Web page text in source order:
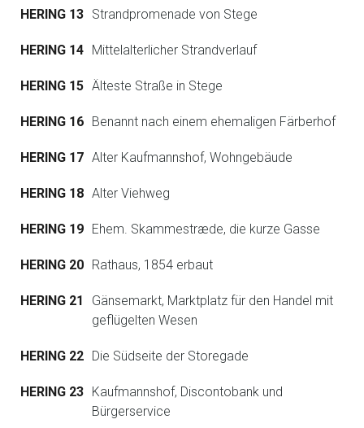
HERING 13 Strandpromenade von Stege
HERING 14 Mittelalterlicher Strandverlauf
HERING 15 Älteste Straße in Stege
HERING 16 Benannt nach einem ehemaligen Färberhof
HERING 17 Alter Kaufmannshof, Wohngebäude
HERING 18 Alter Viehweg
HERING 19 Ehem. Skammestræde, die kurze Gasse
HERING 20 Rathaus, 1854 erbaut
HERING 21
Gänsemarkt, Marktplatz für den Handel mit
geflügelten Wesen
HERING 22 Die Südseite der Storegade
HERING 23 Kaufmannshof, Discontobank und
Bürgerservice